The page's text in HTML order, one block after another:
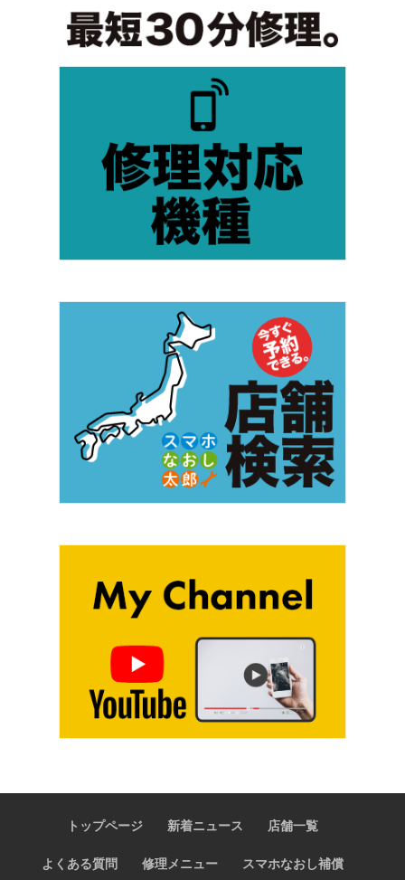
トップページ 新着ニュース 店舗一覧
よくある質問 修理メニュー スマホなおし補償